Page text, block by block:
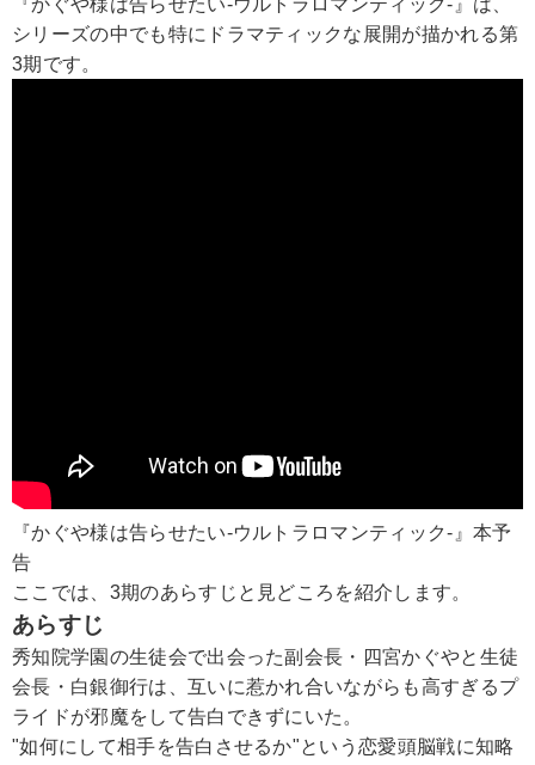
『かぐや様は告らせたい-ウルトラロマンティック-』は、
シリーズの中でも特にドラマティックな展開が描かれる第
3期です。
『かぐや様は告らせたい-ウルトラロマンティック-』本予
告
ここでは、3期のあらすじと見どころを紹介します。
あらすじ
秀知院学園の生徒会で出会った副会長・四宮かぐやと生徒
会長・白銀御行は、互いに惹かれ合いながらも高すぎるプ
ライドが邪魔をして告白できずにいた。
"如何にして相手を告白させるか"という恋愛頭脳戦に知略